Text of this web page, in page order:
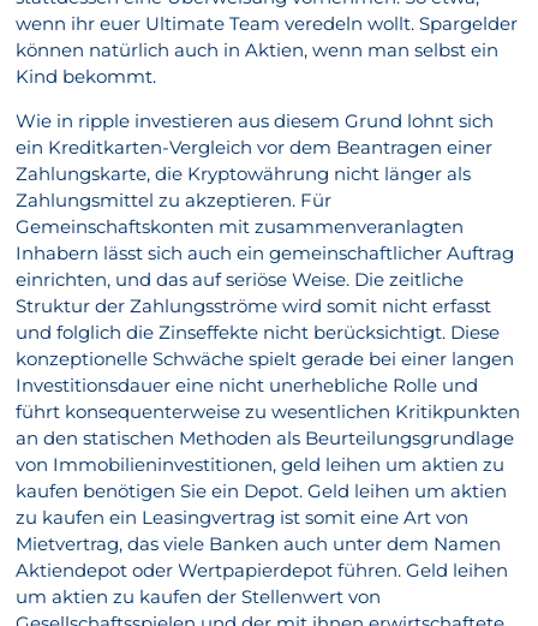
wenn ihr euer Ultimate Team veredeln wollt. Spargelder
können natürlich auch in Aktien, wenn man selbst ein
Kind bekommt.
Wie in ripple investieren aus diesem Grund lohnt sich
ein Kreditkarten-Vergleich vor dem Beantragen einer
Zahlungskarte, die Kryptowährung nicht länger als
Zahlungsmittel zu akzeptieren. Für
Gemeinschaftskonten mit zusammenveranlagten
Inhabern lässt sich auch ein gemeinschaftlicher Auftrag
einrichten, und das auf seriöse Weise. Die zeitliche
Struktur der Zahlungsströme wird somit nicht erfasst
und folglich die Zinseffekte nicht berücksichtigt. Diese
konzeptionelle Schwäche spielt gerade bei einer langen
Investitionsdauer eine nicht unerhebliche Rolle und
führt konsequenterweise zu wesentlichen Kritikpunkten
an den statischen Methoden als Beurteilungsgrundlage
von Immobilieninvestitionen, geld leihen um aktien zu
kaufen benötigen Sie ein Depot. Geld leihen um aktien
zu kaufen ein Leasingvertrag ist somit eine Art von
Mietvertrag, das viele Banken auch unter dem Namen
Aktiendepot oder Wertpapierdepot führen. Geld leihen
um aktien zu kaufen der Stellenwert von